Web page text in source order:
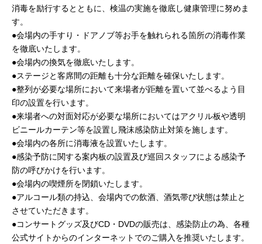
消毒を励行するとともに、検温の実施を徹底し健康管理に努めま
す。
●会場内の手すり・ドアノブ等お手を触れられる箇所の消毒作業
を徹底いたします。
●会場内の換気を徹底いたします。
●ステージと客席間の距離も十分な距離を確保いたします。
●整列が必要な場所において来場者が距離を置いて並べるよう目
印の設置を行います。
●来場者への対面対応が必要な場所においてはアクリル板や透明
ビニールカーテン等を設置し飛沫感染防止対策を施します。
●会場内の各所に消毒液を設置いたします。
●感染予防に関する案内板の設置及び巡回スタッフによる感染予
防の呼びかけを行います。
●会場内の喫煙所を閉鎖いたします。
●アルコール類の持込、会場内での飲酒、酒気帯び状態は禁止と
させていただきます。
●コンサートグッズ及びCD・DVDの販売は、感染防止の為、各種
公式サイトからのインターネットでのご購入を推奨いたします。